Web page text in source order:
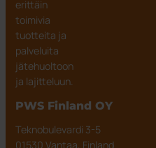
erittäin
toimivia
tuotteita ja
palveluita
jätehuoltoon
ja lajitteluun.
PWS Finland OY
Teknobulevardi 3-5
01530 Vantaa, Finland